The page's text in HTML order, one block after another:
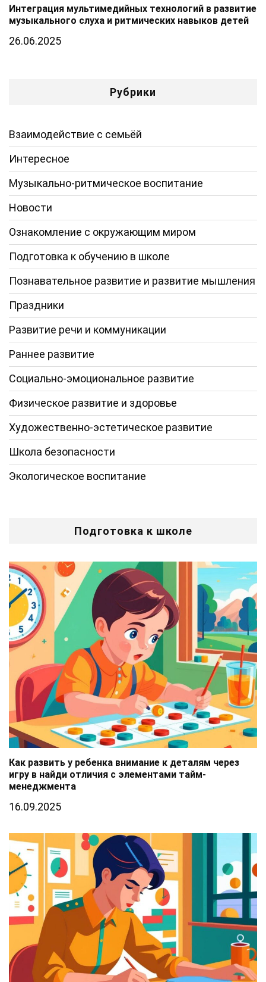
Интеграция мультимедийных технологий в развитие
музыкального слуха и ритмических навыков детей
26.06.2025
Рубрики
Взаимодействие с семьёй
Интересное
Музыкально-ритмическое воспитание
Новости
Ознакомление с окружающим миром
Подготовка к обучению в школе
Познавательное развитие и развитие мышления
Праздники
Развитие речи и коммуникации
Раннее развитие
Социально-эмоциональное развитие
Физическое развитие и здоровье
Художественно-эстетическое развитие
Школа безопасности
Экологическое воспитание
Подготовка к школе
Как развить у ребенка внимание к деталям через
игру в найди отличия с элементами тайм-
менеджмента
16.09.2025